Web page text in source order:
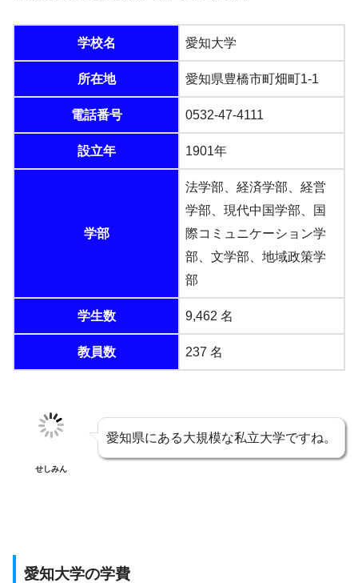
学校名 愛知大学
所在地 愛知県豊橋市町畑町1-1
電話番号 0532-47-4111
設立年 1901年
学部
法学部、経済学部、経営
学部、現代中国学部、国
際コミュニケーション学
部、文学部、地域政策学
部
学生数 9,462 名
教員数 237 名
せしみん
愛知県にある大規模な私立大学ですね。
愛知大学の学費